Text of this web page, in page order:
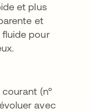
et plus
et
pour
(n°
avec